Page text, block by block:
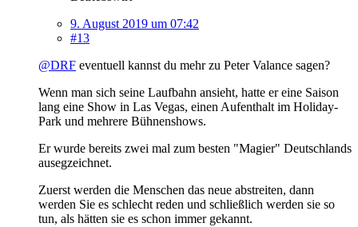
9. August 2019 um 07:42
#13
@DRF eventuell kannst du mehr zu Peter Valance sagen?
Wenn man sich seine Laufbahn ansieht, hatte er eine Saison
lang eine Show in Las Vegas, einen Aufenthalt im Holiday-
Park und mehrere Bühnenshows.
Er wurde bereits zwei mal zum besten "Magier" Deutschlands
ausegzeichnet.
Zuerst werden die Menschen das neue abstreiten, dann
werden Sie es schlecht reden und schließlich werden sie so
tun, als hätten sie es schon immer gekannt.